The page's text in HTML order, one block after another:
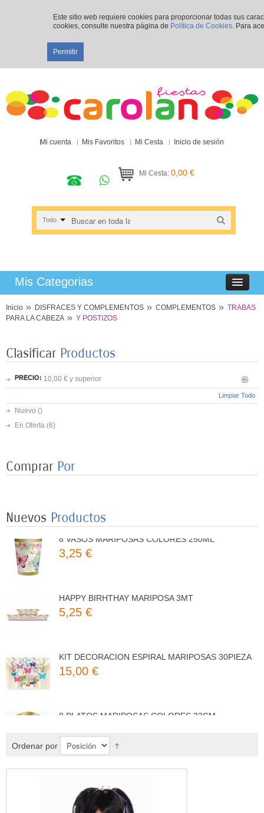
Este sitio web requiere cookies para proporcionar todas sus
cookies, consulte nuestra página de Política de Cookies. Para
Permitir
Mi cuenta Mis Favoritos Mi Cesta Inicio de sesión
Mi Cesta: 0,00 €
Todo
Mis Categorias
Inicio DISFRACES Y COMPLEMENTOS
COMPLEMENTOS
PARA LA CABEZA
TRABAS
Y POSTIZOS
Clasificar Productos
PRECIO: 10,00 € y superior
Limpiar Todo
Nuevo ()
En Oferta (6)
Comprar Por
Nuevos Productos
8 PLATOS MARIPOSAS COLORES 23CM
3,25 €
5,25 €
15,00 €
Ordenar por